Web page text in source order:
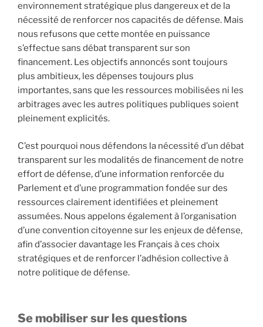
environnement stratégique plus dangereux et de la
nécessité de renforcer nos capacités de défense. Mais
nous refusons que cette montée en puissance
s’effectue sans débat transparent sur son
financement. Les objectifs annoncés sont toujours
plus ambitieux, les dépenses toujours plus
importantes, sans que les ressources mobilisées ni les
arbitrages avec les autres politiques publiques soient
pleinement explicités.
C’est pourquoi nous défendons la nécessité d’un débat
transparent sur les modalités de financement de notre
effort de défense, d’une information renforcée du
Parlement et d’une programmation fondée sur des
ressources clairement identifiées et pleinement
assumées. Nous appelons également à l’organisation
d’une convention citoyenne sur les enjeux de défense,
afin d’associer davantage les Français à ces choix
stratégiques et de renforcer l’adhésion collective à
notre politique de défense.
Se mobiliser sur les questions